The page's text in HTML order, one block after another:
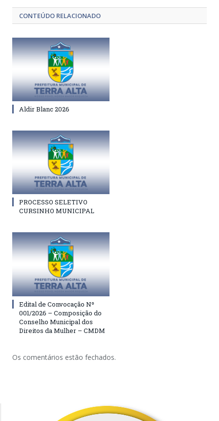
CONTEÚDO RELACIONADO
Aldir Blanc 2026
PROCESSO SELETIVO
CURSINHO MUNICIPAL
Edital de Convocação Nº
001/2026 – Composição do
Conselho Municipal dos
Direitos da Mulher – CMDM
Os comentários estão fechados.